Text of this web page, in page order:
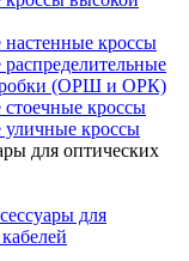
кроссы
(ОРШ и ОРК)
кроссы
уличные кроссы
для оптических
для